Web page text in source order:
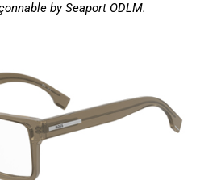
by Seaport ODLM.